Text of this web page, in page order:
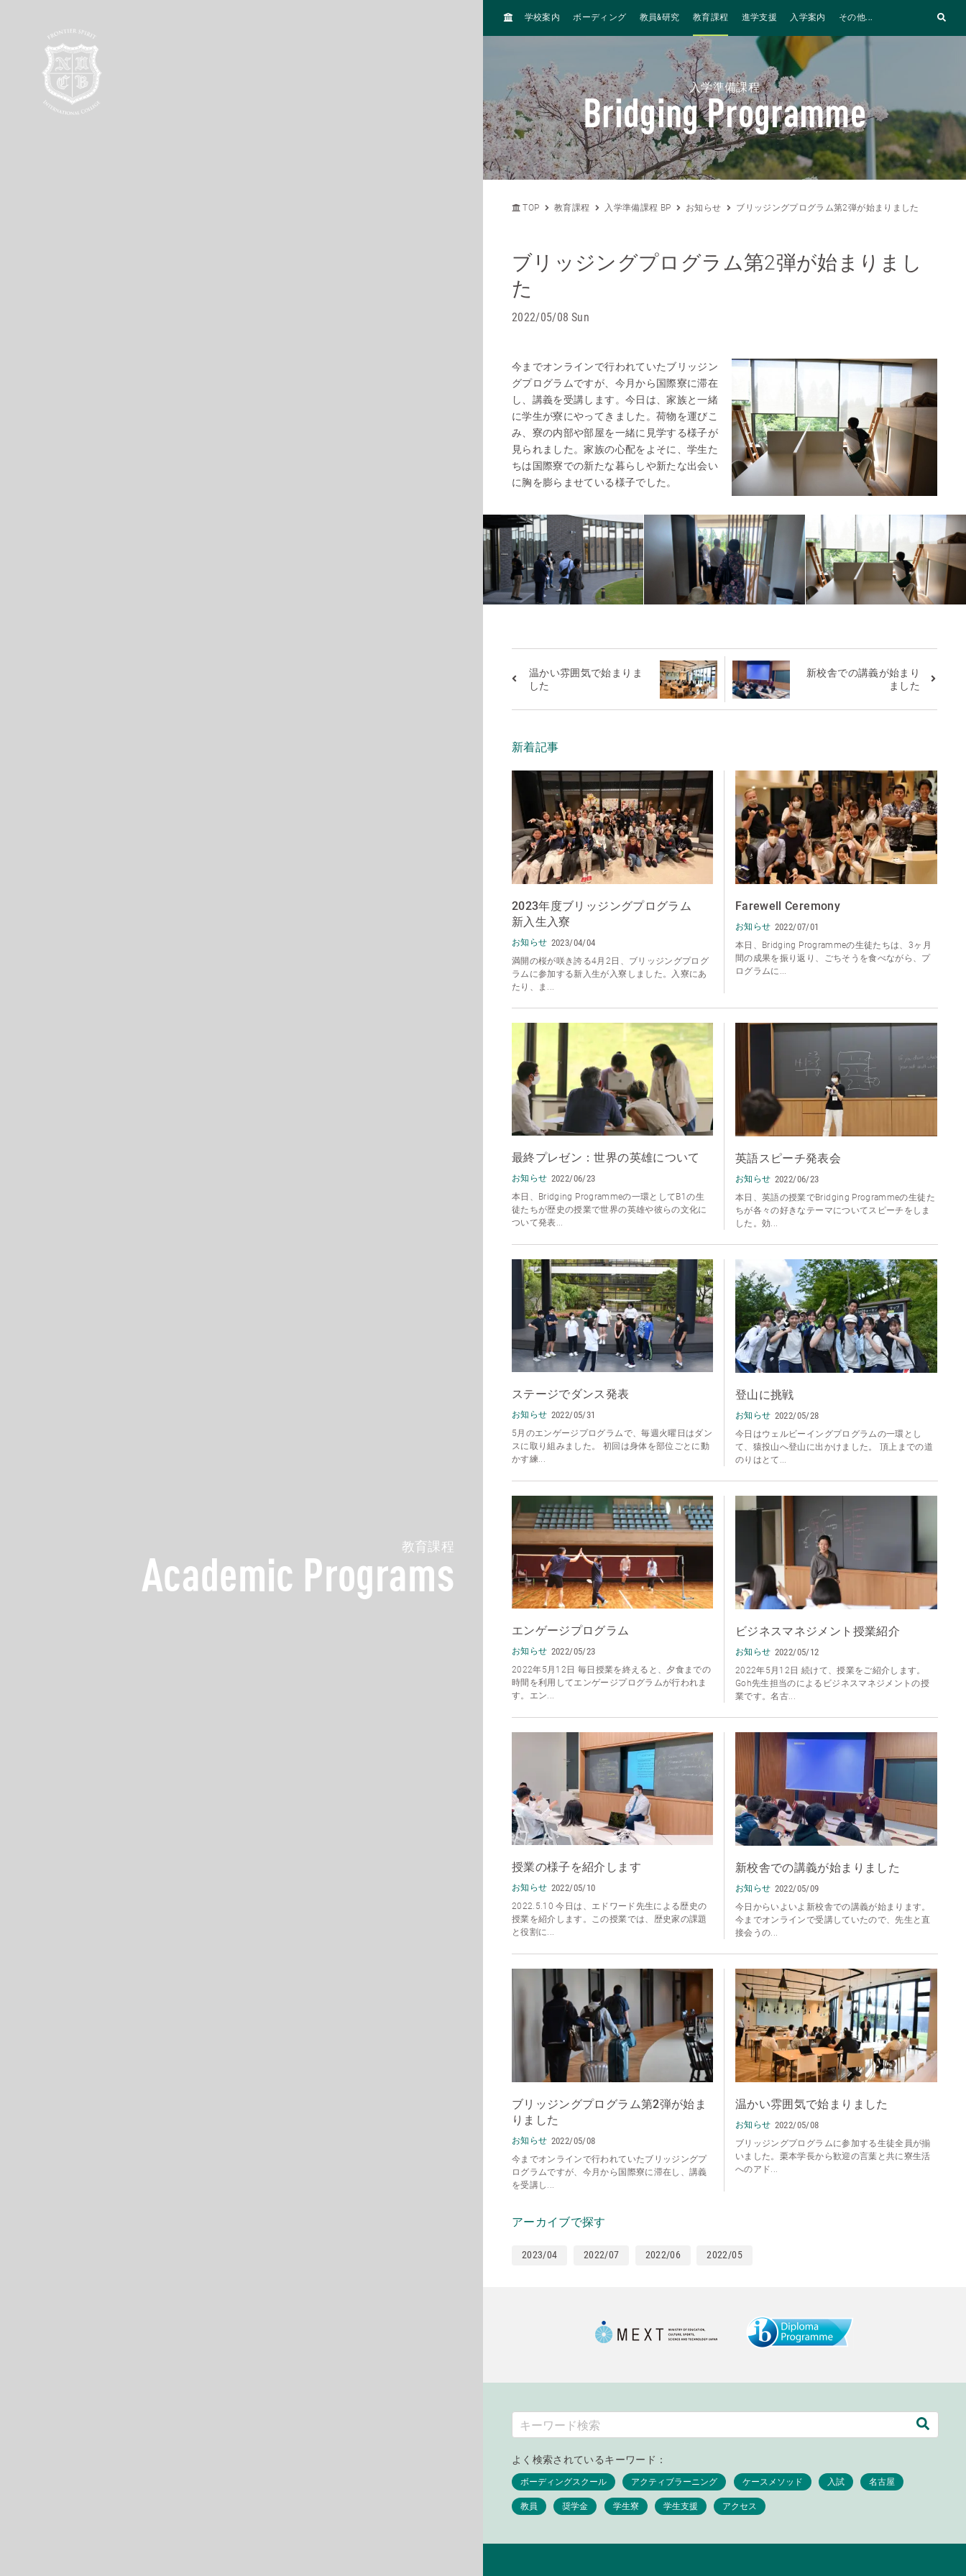
教育課程
Academic Programs
H
M
学校案内 ボーディング 教員&研究 教育課程 進学支援 入学案内 その他...
入学準備課程
Bridging Programme
TOP 教育課程 入学準備課程 BP お知らせ ブリッジングプログラム第2弾が始まりました
ブリッジングプログラム第2弾が始まりまし
た
2022/05/08 Sun
今までオンラインで行われていたブリッジン
グプログラムですが、今月から国際寮に滞在
し、講義を受講します。今日は、家族と一緒
に学生が寮にやってきました。荷物を運びこ
み、寮の内部や部屋を一緒に見学する様子が
見られました。家族の心配をよそに、学生た
ちは国際寮での新たな暮らしや新たな出会い
に胸を膨らませている様子でした。
温かい雰囲気で始まりま
した
新校舎での講義が始まり
ました
新着記事
2023年度ブリッジングプログラム
新入生入寮
お知らせ 2023/04/04
満開の桜が咲き誇る4月2日、ブリッジングプログ
ラムに参加する新入生が入寮しました。入寮にあ
たり、ま...
Farewell Ceremony
お知らせ 2022/07/01
本日、Bridging Programmeの生徒たちは、3ヶ月
間の成果を振り返り、ごちそうを食べながら、プ
ログラムに...
最終プレゼン：世界の英雄について
お知らせ 2022/06/23
本日、Bridging Programmeの一環としてB1の生
徒たちが歴史の授業で世界の英雄や彼らの文化に
ついて発表...
英語スピーチ発表会
お知らせ 2022/06/23
本日、英語の授業でBridging Programmeの生徒た
ちが各々の好きなテーマについてスピーチをしま
した。効...
ステージでダンス発表
お知らせ 2022/05/31
5月のエンゲージプログラムで、毎週火曜日はダン
スに取り組みました。 初回は身体を部位ごとに動
かす練...
登山に挑戦
お知らせ 2022/05/28
今日はウェルビーイングプログラムの一環とし
て、猿投山へ登山に出かけました。 頂上までの道
のりはとて...
エンゲージプログラム
お知らせ 2022/05/23
2022年5月12日 毎日授業を終えると、夕食までの
時間を利用してエンゲージプログラムが行われま
す。エン...
ビジネスマネジメント授業紹介
お知らせ 2022/05/12
2022年5月12日 続けて、授業をご紹介します。
Goh先生担当のによるビジネスマネジメントの授
業です。名古...
授業の様子を紹介します
お知らせ 2022/05/10
2022.5.10 今日は、エドワード先生による歴史の
授業を紹介します。この授業では、歴史家の課題
と役割に...
新校舎での講義が始まりました
お知らせ 2022/05/09
今日からいよいよ新校舎での講義が始まります。
今までオンラインで受講していたので、先生と直
接会うの...
ブリッジングプログラム第2弾が始ま
りました
お知らせ 2022/05/08
今までオンラインで行われていたブリッジングプ
ログラムですが、今月から国際寮に滞在し、講義
を受講し...
温かい雰囲気で始まりました
お知らせ 2022/05/08
ブリッジングプログラムに参加する生徒全員が揃
いました。栗本学長から歓迎の言葉と共に寮生活
へのアド...
アーカイブで探す
2023/04 2022/07 2022/06 2022/05
よく検索されているキーワード：